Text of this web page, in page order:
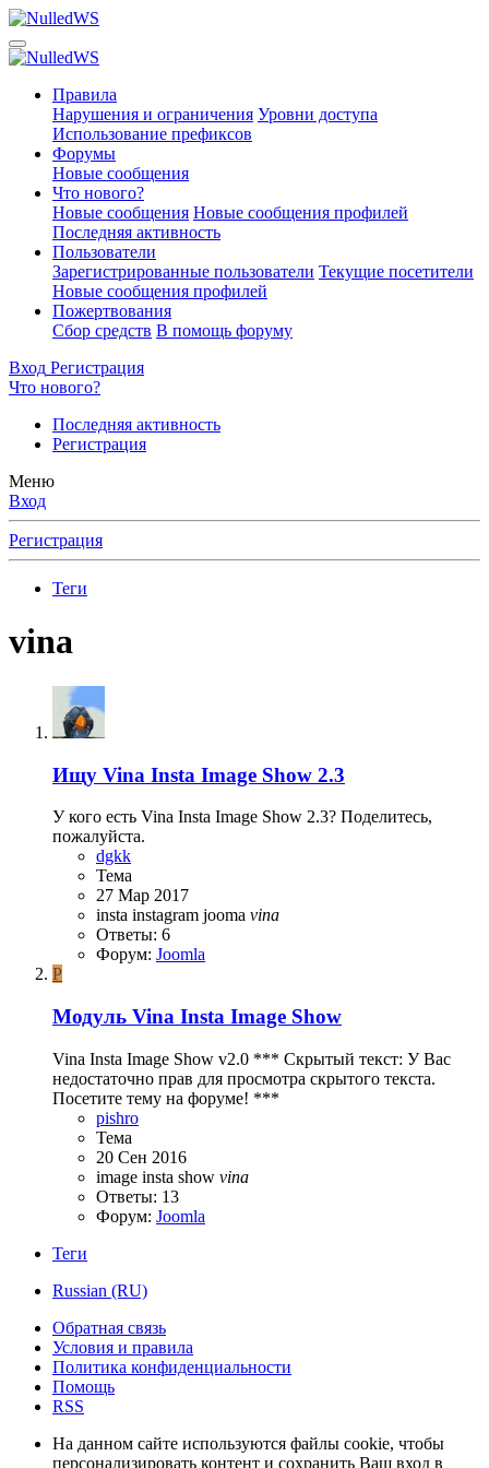
Правила
Нарушения и ограничения Уровни доступа
Использование префиксов
Форумы
Новые сообщения
Что нового?
Новые сообщения Новые сообщения профилей
Последняя активность
Пользователи
Зарегистрированные пользователи Текущие посетители
Новые сообщения профилей
Пожертвования
Сбор средств В помощь форуму
Вход Регистрация
Что нового?
Последняя активность
Регистрация
Меню
Вход
Регистрация
Теги
vina
Ищу Vina Insta Image Show 2.3
У кого есть Vina Insta Image Show 2.3? Поделитесь,
пожалуйста.
dgkk
Тема
27 Мар 2017
insta instagram jooma vina
Ответы: 6
Форум: Joomla
P
Модуль Vina Insta Image Show
Vina Insta Image Show v2.0 *** Скрытый текст: У Вас
недостаточно прав для просмотра скрытого текста.
Посетите тему на форуме! ***
pishro
Тема
20 Сен 2016
image insta show vina
Ответы: 13
Форум: Joomla
Теги
Russian (RU)
Обратная связь
Условия и правила
Политика конфиденциальности
Помощь
RSS
На данном сайте используются файлы cookie, чтобы
персонализировать контент и сохранить Ваш вход в